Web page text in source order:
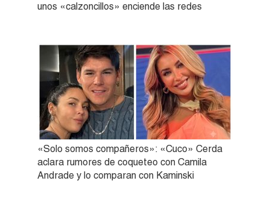
unos «calzoncillos» enciende las redes
«Solo somos compañeros»: «Cuco» Cerda
aclara rumores de coqueteo con Camila
Andrade y lo comparan con Kaminski